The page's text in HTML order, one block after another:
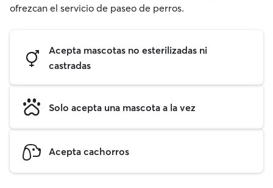
ofrezcan el servicio de paseo de perros.
Acepta mascotas no esterilizadas ni
castradas
Solo acepta una mascota a la vez
Acepta cachorros